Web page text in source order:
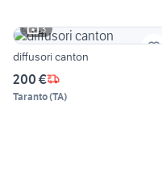
3
diffusori canton
200 €
Taranto(TA)